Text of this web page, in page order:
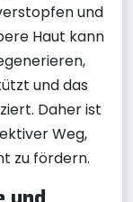
und
Haut kann
und das
Daher ist
Weg,
zu fördern.